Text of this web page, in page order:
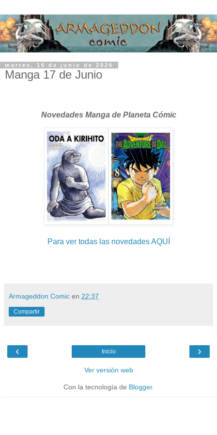
martes, 16 de junio de 2026
Manga 17 de Junio
Novedades Manga de Planeta Cómic
Para ver todas las novedades AQUÍ
Armageddon Comic en 22:37
Compartir
‹ ›
Inicio
Ver versión web
Con la tecnología de Blogger.